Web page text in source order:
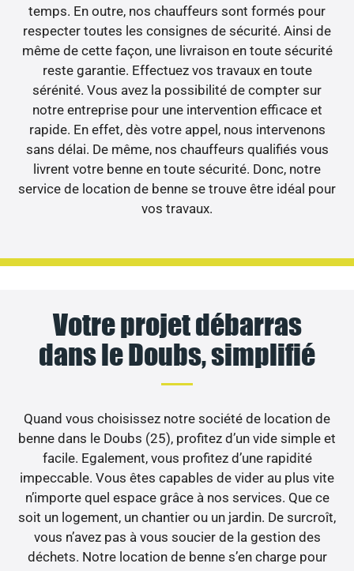
temps. En outre, nos chauffeurs sont formés pour
respecter toutes les consignes de sécurité. Ainsi de
même de cette façon, une livraison en toute sécurité
reste garantie. Effectuez vos travaux en toute
sérénité. Vous avez la possibilité de compter sur
notre entreprise pour une intervention efficace et
rapide. En effet, dès votre appel, nous intervenons
sans délai. De même, nos chauffeurs qualifiés vous
livrent votre benne en toute sécurité. Donc, notre
service de location de benne se trouve être idéal pour
vos travaux.
Votre projet débarras
dans le Doubs, simplifié
Quand vous choisissez notre société de location de
benne dans le Doubs (25), profitez d’un vide simple et
facile. Egalement, vous profitez d’une rapidité
impeccable. Vous êtes capables de vider au plus vite
n’importe quel espace grâce à nos services. Que ce
soit un logement, un chantier ou un jardin. De surcroît,
vous n’avez pas à vous soucier de la gestion des
déchets. Notre location de benne s’en charge pour